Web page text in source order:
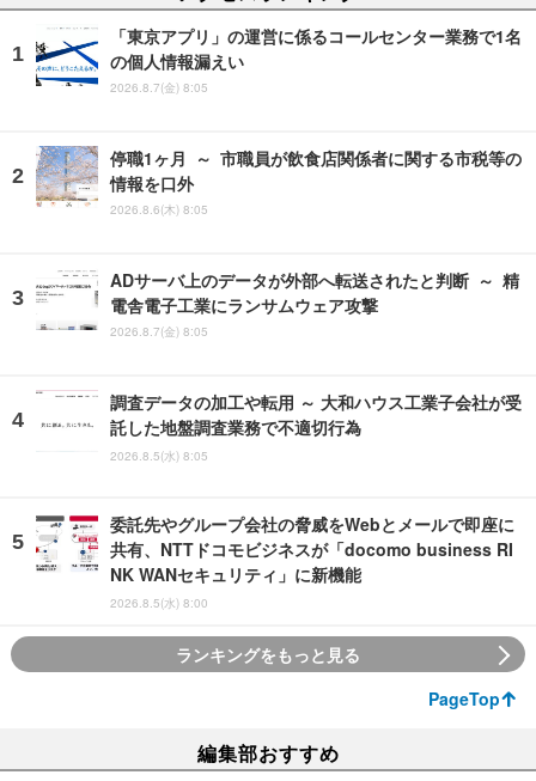
「東京アプリ」の運営に係るコールセンター業務で1名
の個人情報漏えい
2026.8.7(金) 8:05
停職1ヶ月 ～ 市職員が飲食店関係者に関する市税等の
情報を口外
2026.8.6(木) 8:05
ADサーバ上のデータが外部へ転送されたと判断 ～ 精
電舎電子工業にランサムウェア攻撃
2026.8.7(金) 8:05
調査データの加工や転用 ～ 大和ハウス工業子会社が受
託した地盤調査業務で不適切行為
2026.8.5(水) 8:05
委託先やグループ会社の脅威をWebとメールで即座に
共有、NTTドコモビジネスが「docomo business RI
NK WANセキュリティ」に新機能
2026.8.5(水) 8:00
ランキングをもっと見る
PageTop
編集部おすすめ